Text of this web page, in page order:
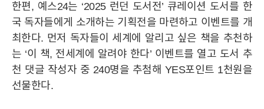
한편, 예스24는 ‘2025 런던 도서전’ 큐레이션 도서를 한
국 독자들에게 소개하는 기획전을 마련하고 이벤트를 개
최한다. 먼저 독자들이 세계에 알리고 싶은 책을 추천하
는 ‘이 책, 전세계에 알려야 한다’ 이벤트를 열고 도서 추
천 댓글 작성자 중 240명을 추첨해 YES포인트 1천원을
선물한다.